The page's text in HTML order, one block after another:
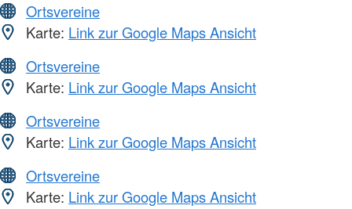
Ortsvereine
Karte: Link zur Google Maps Ansicht
Ortsvereine
Karte: Link zur Google Maps Ansicht
Ortsvereine
Karte: Link zur Google Maps Ansicht
Ortsvereine
Karte: Link zur Google Maps Ansicht